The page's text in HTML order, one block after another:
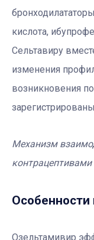
кислота,
Сельтавиру
изменения
возникновения
зарегистрированы.
Механизм
контрацептивами
Озельтамивир